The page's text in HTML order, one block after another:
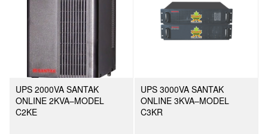
UPS 2000VA SANTAK
ONLINE 2KVA–MODEL
C2KE
UPS 3000VA SANTAK
ONLINE 3KVA–MODEL
C3KR